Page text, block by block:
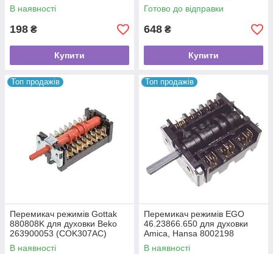
В наявності
198 ₴
Купити
Готово до відправки
648 ₴
Купити
Топ продажів
Перемикач режимів Gottak
880808K для духовки Beko
263900053 (COK307AC)
В наявності
Топ продажів
Перемикач режимів EGO
46.23866.650 для духовки
Amica, Hansa 8002198
COK308AA
В наявності